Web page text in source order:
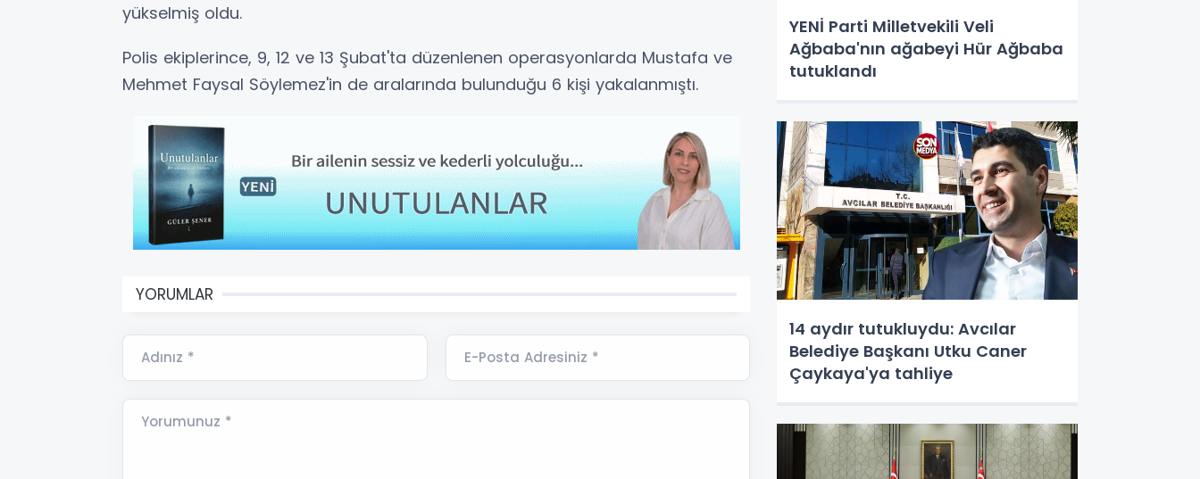
yükselmiş oldu.
Polis ekiplerince, 9, 12 ve 13 Şubat'ta düzenlenen operasyonlarda Mustafa ve
Mehmet Faysal Söylemez'in de aralarında bulunduğu 6 kişi yakalanmıştı.
YORUMLAR
Adınız * E-Posta Adresiniz *
Yorumunuz *
YENİ Parti Milletvekili Veli
Ağbaba'nın ağabeyi Hür Ağbaba
tutuklandı
14 aydır tutukluydu: Avcılar
Belediye Başkanı Utku Caner
Çaykaya'ya tahliye